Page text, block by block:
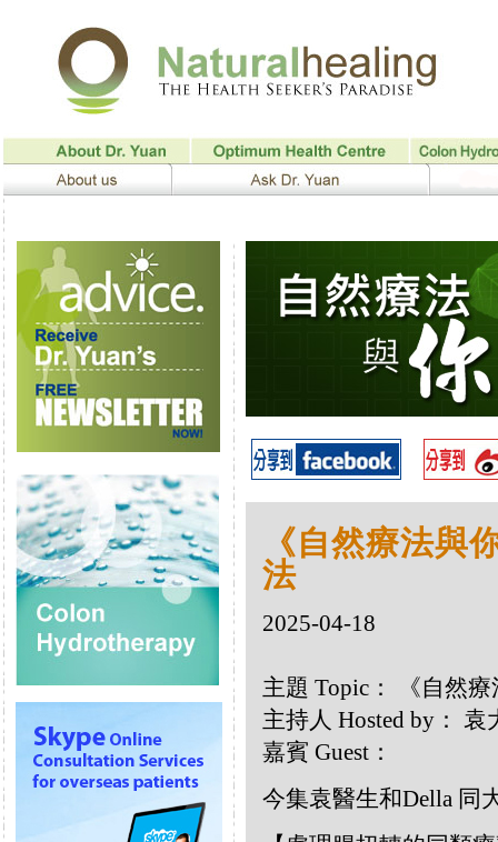
《自然療法與
法
2025-04-18
主題 Topic： 《自然
主持人 Hosted by：
嘉賓 Guest：
今集袁醫生和Della 同